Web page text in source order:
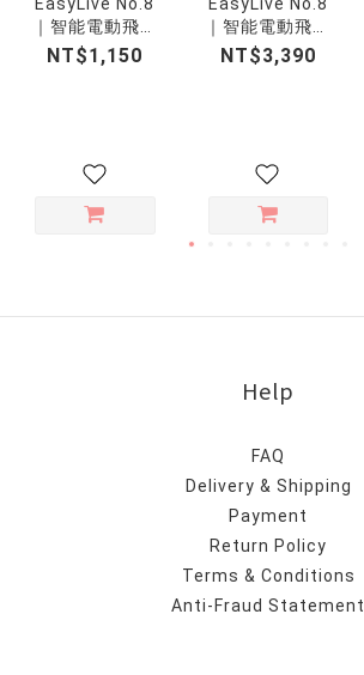
｜智能電動飛機
杯內膽
NT$1,150
｜智能電動飛機
杯｜APP劇情互
動
NT$3,390
Help
FAQ
Delivery & Shipping
Payment
Return Policy
Terms & Conditions
Anti-Fraud Statement